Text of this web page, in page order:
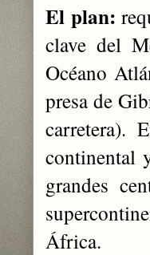
El plan:
clave del
Océano
presa de
carretera).
continental
grandes
África.